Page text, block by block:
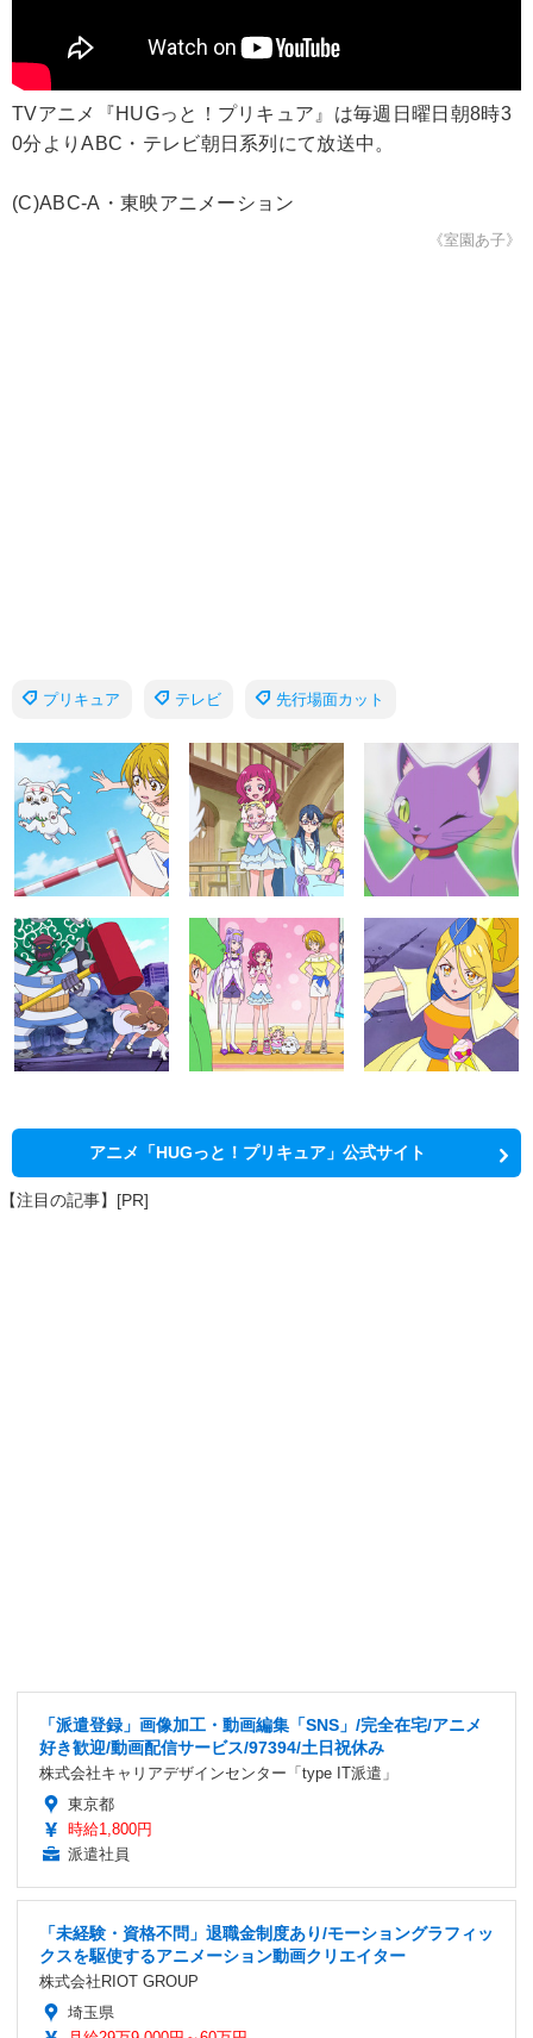
TVアニメ『HUGっと！プリキュア』は毎週日曜日朝8時3
0分よりABC・テレビ朝日系列にて放送中。
(C)ABC-A・東映アニメーション
《室園あ子》
プリキュア テレビ 先行場面カット
アニメ「HUGっと！プリキュア」公式サイト
【注目の記事】[PR]
「派遣登録」画像加工・動画編集「SNS」/完全在宅/アニメ
好き歓迎/動画配信サービス/97394/土日祝休み
株式会社キャリアデザインセンター「type IT派遣」
東京都
時給1,800円
派遣社員
「未経験・資格不問」退職金制度あり/モーショングラフィッ
クスを駆使するアニメーション動画クリエイター
株式会社RIOT GROUP
埼玉県